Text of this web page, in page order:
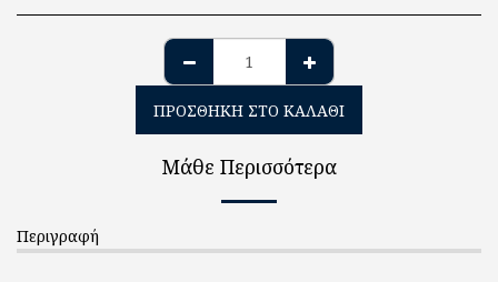
ΠΡΟΣΘΉΚΗ ΣΤΟ ΚΑΛΆΘΙ
Μάθε Περισσότερα
Περιγραφή